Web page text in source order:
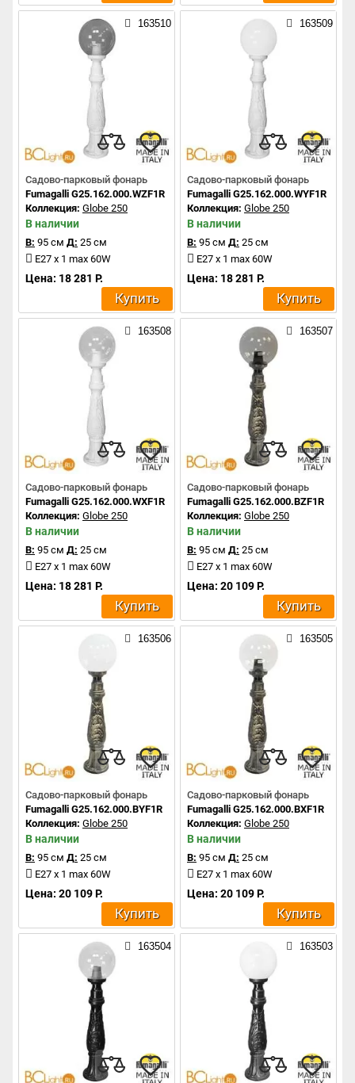
163510
Садово-парковый фонарь
Fumagalli G25.162.000.WZF1R
Коллекция: Globe 250
В наличии
В: 95 см Д: 25 см
E27 x 1 max 60W
Цена: 18 281 Р.
Купить
163509
Садово-парковый фонарь
Fumagalli G25.162.000.WYF1R
Коллекция: Globe 250
В наличии
В: 95 см Д: 25 см
E27 x 1 max 60W
Цена: 18 281 Р.
Купить
163508
Садово-парковый фонарь
Fumagalli G25.162.000.WXF1R
Коллекция: Globe 250
В наличии
В: 95 см Д: 25 см
E27 x 1 max 60W
Цена: 18 281 Р.
Купить
163507
Садово-парковый фонарь
Fumagalli G25.162.000.BZF1R
Коллекция: Globe 250
В наличии
В: 95 см Д: 25 см
E27 x 1 max 60W
Цена: 20 109 Р.
Купить
163506
Садово-парковый фонарь
Fumagalli G25.162.000.BYF1R
Коллекция: Globe 250
В наличии
В: 95 см Д: 25 см
E27 x 1 max 60W
Цена: 20 109 Р.
Купить
163505
Садово-парковый фонарь
Fumagalli G25.162.000.BXF1R
Коллекция: Globe 250
В наличии
В: 95 см Д: 25 см
E27 x 1 max 60W
Цена: 20 109 Р.
Купить
163504 163503